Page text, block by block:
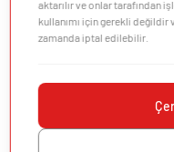
Müşteri Desteği
Keşfedin
aktarılır ve onlar tarafından
kullanımı için gerekli
zamanda iptal edilebilir.